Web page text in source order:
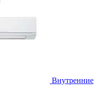
Внутренние